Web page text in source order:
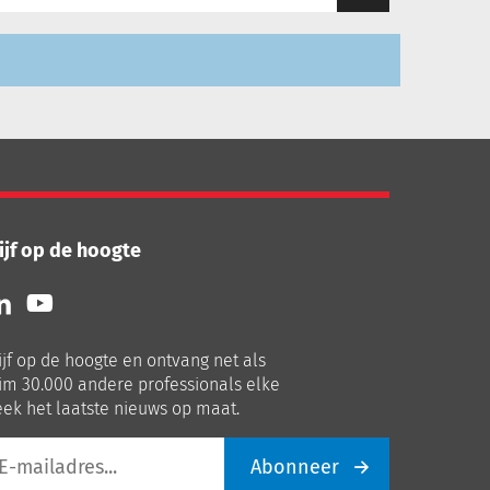
op de hoogte
Volg
ons
Youtube
op de hoogte en ontvang net als
30.000 andere professionals elke
het laatste nieuws op maat.
Abonneer